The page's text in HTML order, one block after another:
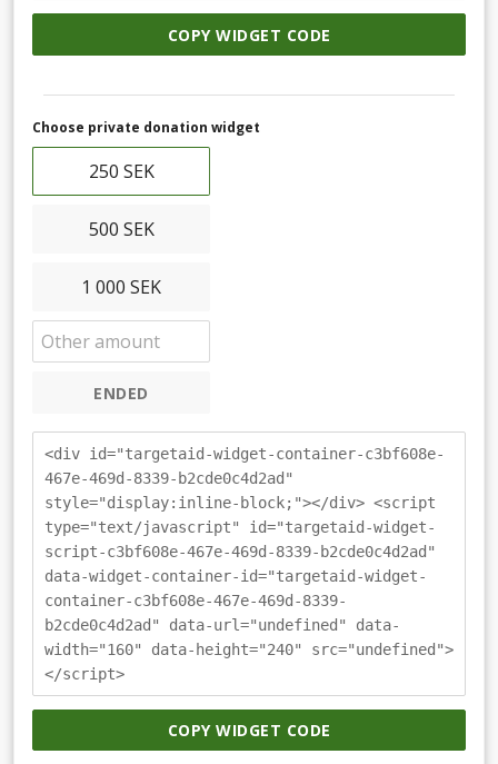
COPY WIDGET CODE
Choose private donation widget
250 SEK
500 SEK
1 000 SEK
ENDED
<div id="targetaid-widget-container-c3bf608e-
467e-469d-8339-b2cde0c4d2ad"
style="display:inline-block;"></div> <script
type="text/javascript" id="targetaid-widget-
script-c3bf608e-467e-469d-8339-b2cde0c4d2ad"
data-widget-container-id="targetaid-widget-
container-c3bf608e-467e-469d-8339-
b2cde0c4d2ad" data-url="undefined" data-
width="160" data-height="240" src="undefined">
</script>
COPY WIDGET CODE